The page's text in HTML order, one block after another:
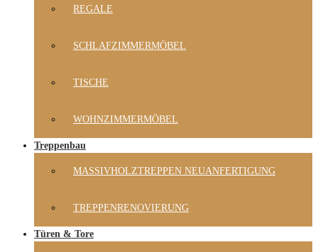
REGALE
SCHLAFZIMMERMÖBEL
TISCHE
WOHNZIMMERMÖBEL
Treppenbau
MASSIVHOLZTREPPEN NEUANFERTIGUNG
TREPPENRENOVIERUNG
Türen & Tore